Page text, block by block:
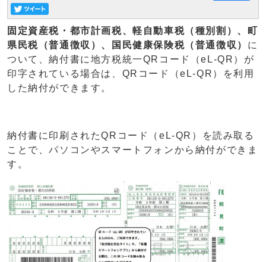
固定資産税・都市計画税、軽自動車税（種別割）、 町
県民税（普通徴収）、国民健康保険税（普通徴収） に
ついて、納付書に地方税統一QRコード（eL-QR）が
印字されている場合は、QRコード（eL-QR）を利用
した納付ができます。
納付書に印刷されたQRコード（eL-QR）を読み取る
ことで、パソコンやスマートフォンから納付ができま
す。